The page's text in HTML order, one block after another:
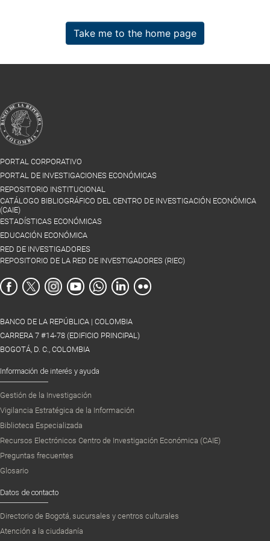
Take me to the home page
PORTAL CORPORATIVO
PORTAL DE INVESTIGACIONES ECONÓMICAS
REPOSITORIO INSTITUCIONAL
CATÁLOGO BIBLIOGRÁFICO DEL CENTRO DE INVESTIGACIÓN ECONÓMICA
(CAIE)
ESTADÍSTICAS ECONÓMICAS
EDUCACIÓN ECONÓMICA
RED DE INVESTIGADORES
REPOSITORIO DE LA RED DE INVESTIGADORES (RIEC)
BANCO DE LA REPÚBLICA | COLOMBIA
CARRERA 7 #14-78 (EDIFICIO PRINCIPAL)
BOGOTÁ, D. C., COLOMBIA
Información de interés y ayuda
Gestión de la Investigación
Vigilancia Estratégica de la Información
Biblioteca Especializada
Recursos Electrónicos Centro de Investigación Económica (CAIE)
Preguntas frecuentes
Glosario
Datos de contacto
Directorio de Bogotá, sucursales y centros culturales
Atención a la ciudadanía